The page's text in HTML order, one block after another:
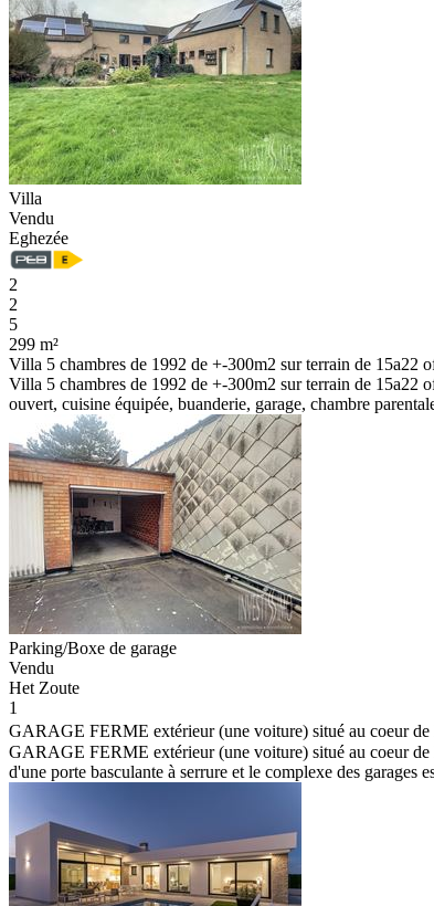
Villa
Vendu
Eghezée
2
2
5
299 m²
Villa 5 chambres de 1992 de +-300m2 sur terrain de 15a22
Villa 5 chambres de 1992 de +-300m2 sur terrain de 15a22
ouvert, cuisine équipée, buanderie, garage, chambre
Parking/Boxe de garage
Vendu
Het Zoute
1
GARAGE FERME extérieur (une voiture) situé au coeur
GARAGE FERME extérieur (une voiture) situé au coeur de
d'une porte basculante à serrure et le complexe des garages